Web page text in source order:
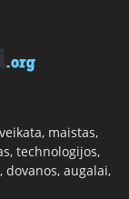
maistas,
technologijos,
dovanos, augalai,